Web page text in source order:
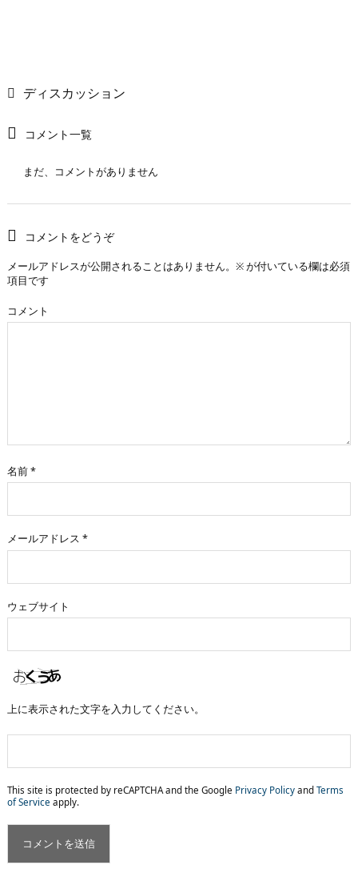
ディスカッション
コメント一覧
まだ、コメントがありません
コメントをどうぞ
メールアドレスが公開されることはありません。 ※が付いている欄は必須
項目です
コメント
名前*
メールアドレス *
ウェブサイト
上に表示された文字を入力してください。
This site is protected by reCAPTCHA and the Google Privacy Policy and Terms
of Service apply.